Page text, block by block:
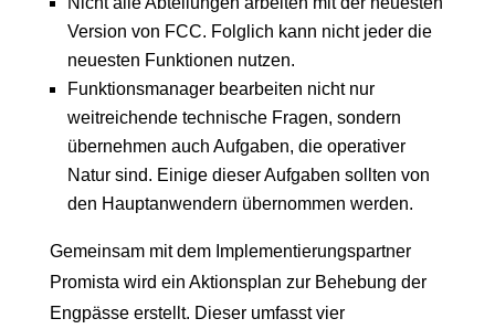
Version von FCC. Folglich kann nicht jeder die
neuesten Funktionen nutzen.
Funktionsmanager bearbeiten nicht nur
weitreichende technische Fragen, sondern
übernehmen auch Aufgaben, die operativer
Natur sind. Einige dieser Aufgaben sollten von
den Hauptanwendern übernommen werden.
Gemeinsam mit dem Implementierungspartner
Promista wird ein Aktionsplan zur Behebung der
Engpässe erstellt. Dieser umfasst vier